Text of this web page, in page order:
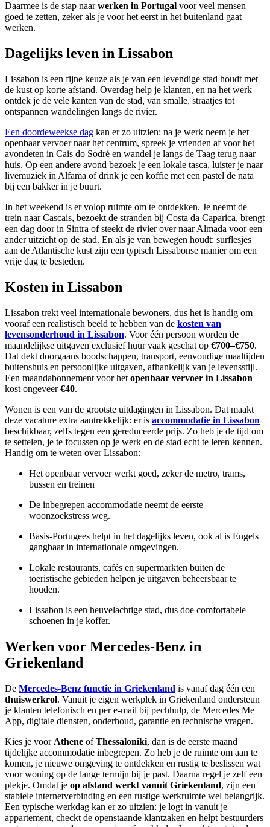
Daarmee is de stap naarwerken in Portugal voor veel mensen
goed te zetten, zeker als je voor het eerst in het buitenland gaat
werken.
Dagelijks leven in Lissabon
Lissabon is een fijne keuze als je van een levendige stad houdt met
de kust op korte afstand. Overdag help je klanten, en na het werk
ontdek je de vele kanten van de stad, van smalle, straatjes tot
ontspannen wandelingen langs de rivier.
Een doordeweekse dag kan er zo uitzien: na je werk neem je het
openbaar vervoer naar het centrum, spreek je vrienden af voor het
avondeten in Cais do Sodré en wandel je langs de Taag terug naar
huis. Op een andere avond bezoek je een lokale tasca, luister je naar
livemuziek in Alfama of drink je een koffie met een pastel de nata
bij een bakker in je buurt.
In het weekend is er volop ruimte om te ontdekken. Je neemt de
trein naar Cascais, bezoekt de stranden bij Costa da Caparica, brengt
een dag door in Sintra of steekt de rivier over naar Almada voor een
ander uitzicht op de stad. En als je van bewegen houdt: surflesjes
aan de Atlantische kust zijn een typisch Lissabonse manier om een
vrije dag te besteden.
Kosten in Lissabon
Lissabon trekt veel internationale bewoners, dus het is handig om
vooraf een realistisch beeld te hebben van de kosten van
levensonderhoud in Lissabon. Voor één persoon worden de
maandelijkse uitgaven exclusief huur vaak geschat op €700–€750.
Dat dekt doorgaans boodschappen, transport, eenvoudige maaltijden
buitenshuis en persoonlijke uitgaven, afhankelijk van je levensstijl.
Een maandabonnement voor het openbaar vervoer in Lissabon
kost ongeveer€40.
Wonen is een van de grootste uitdagingen in Lissabon. Dat maakt
deze vacature extra aantrekkelijk: er is accommodatie in Lissabon
beschikbaar, zelfs tegen een gereduceerde prijs. Zo heb je de tijd om
te settelen, je te focussen op je werk en de stad echt te leren kennen.
Handig om te weten over Lissabon:
Het openbaar vervoer werkt goed, zeker de metro, trams,
bussen en treinen
De inbegrepen accommodatie neemt de eerste
woonzoekstress weg.
Basis-Portugees helpt in het dagelijks leven, ook al is Engels
gangbaar in internationale omgevingen.
Lokale restaurants, cafés en supermarkten buiten de
toeristische gebieden helpen je uitgaven beheersbaar te
houden.
Lissabon is een heuvelachtige stad, dus doe comfortabele
schoenen in je koffer.
Werken voor Mercedes-Benz in
Griekenland
De Mercedes-Benz functie in Griekenland is vanaf dag één een
thuiswerkrol. Vanuit je eigen werkplek in Griekenland ondersteun
je klanten telefonisch en per e-mail bij pechhulp, de Mercedes Me
App, digitale diensten, onderhoud, garantie en technische vragen.
Kies je voor Athene ofThessaloniki, dan is de eerste maand
tijdelijke accommodatie inbegrepen. Zo heb je de ruimte om aan te
komen, je nieuwe omgeving te ontdekken en rustig te beslissen wat
voor woning op de lange termijn bij je past. Daarna regel je zelf een
plekje. Omdat je op afstand werkt vanuit Griekenland, zijn een
stabiele internetverbinding en een rustige werkruimte wel belangrijk.
Een typische werkdag kan er zo uitzien: je logt in vanuit je
appartement, checkt de openstaande klantzaken en helpt bestuurders